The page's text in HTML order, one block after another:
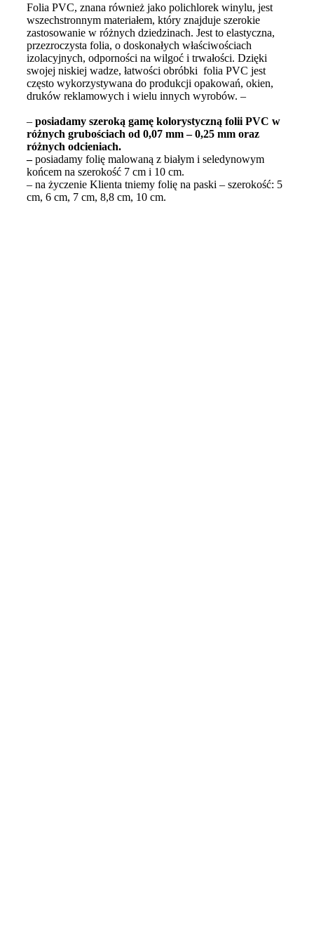
Folia PVC, znana również jako polichlorek winylu, jest
wszechstronnym materiałem, który znajduje szerokie
zastosowanie w różnych dziedzinach. Jest to elastyczna,
przezroczysta folia, o doskonałych właściwościach
izolacyjnych, odporności na wilgoć i trwałości. Dzięki
swojej niskiej wadze, łatwości obróbki folia PVC jest
często wykorzystywana do produkcji opakowań, okien,
druków reklamowych i wielu innych wyrobów. –
– posiadamy szeroką gamę kolorystyczną folii PVC w
różnych grubościach od 0,07 mm – 0,25 mm oraz
różnych odcieniach.
–posiadamy folię malowaną z białym i seledynowym
końcem na szerokość 7 cm i 10 cm.
– na życzenie Klienta tniemy folię na paski – szerokość: 5
cm, 6 cm, 7 cm, 8,8 cm, 10 cm.